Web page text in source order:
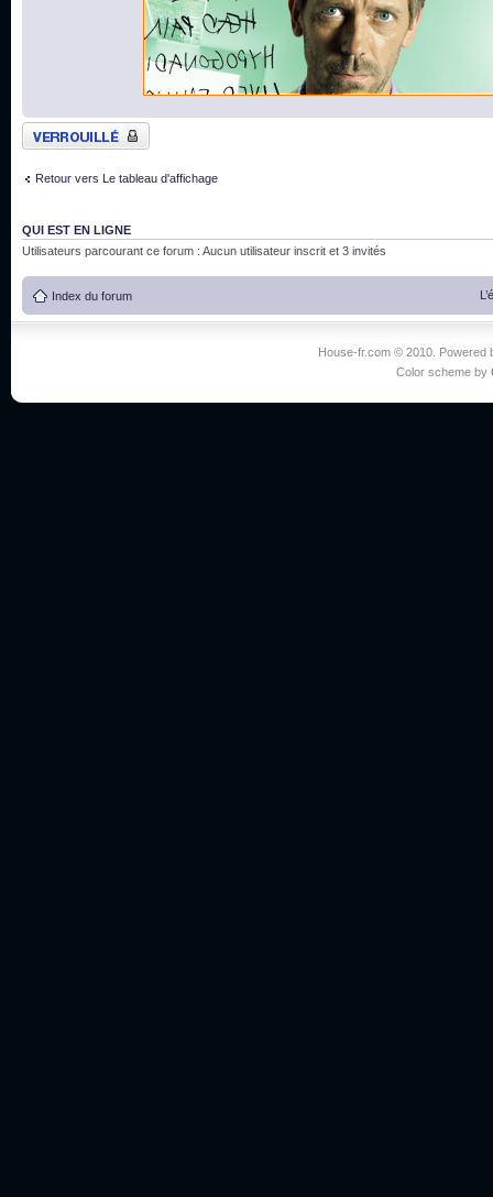
Sujet verrouillé
Retour vers Le tableau d'affichage
QUI EST EN LIGNE
Utilisateurs parcourant ce forum : Aucun utilisateur inscrit et 3 invités
Index du forum
House-fr.com © 2010. Powered
Color scheme by